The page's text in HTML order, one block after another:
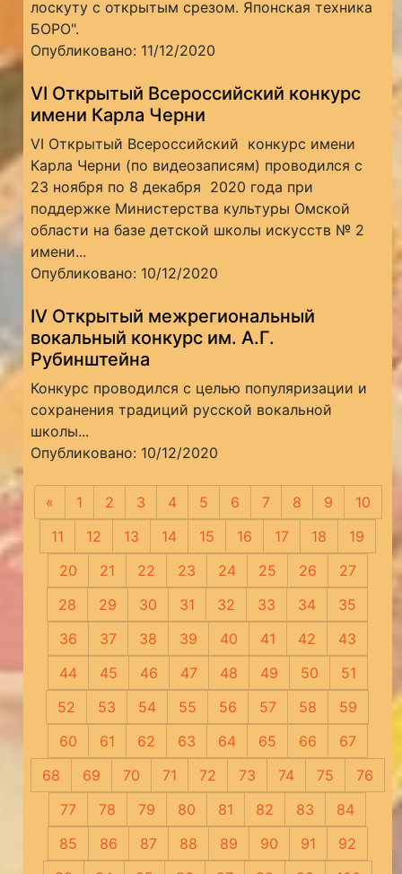
лоскуту с открытым срезом. Японская техника
БОРО".
Опубликовано: 11/12/2020
VI Открытый Всероссийский конкурс
имени Карла Черни
VI Открытый Всероссийский конкурс имени
Карла Черни (по видеозаписям) проводился с
23 ноября по 8 декабря 2020 года при
поддержке Министерства культуры Омской
области на базе детской школы искусств № 2
имени...
Опубликовано: 10/12/2020
IV Открытый межрегиональный
вокальный конкурс им. А.Г.
Рубинштейна
Конкурс проводился с целью популяризации и
сохранения традиций русской вокальной
школы...
Опубликовано: 10/12/2020
« Предыдущая
1 2 3 4 5 6 7 8 9
10
11
12 13 14 15 16 17 18
19
20
21 22 23 24 25 26
27
28
29 30 31 32 33 34
35
36
37 38 39 40 41 42
43
44
45 46 47 48 49 50
51
52
53 54 55 56 57 58
59
60
61 62 63 64 65 66
67
68
69 70 71 72 73 74 75
76
77
78 79 80 81 82 83
84
85
86 87 88 89 90 91
92